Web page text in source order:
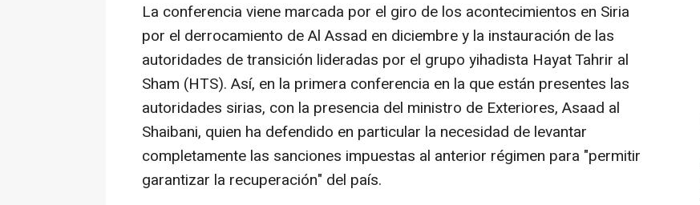
La conferencia viene marcada por el giro de los acontecimientos en Siria
por el derrocamiento de Al Assad en diciembre y la instauración de las
autoridades de transición lideradas por el grupo yihadista Hayat Tahrir al
Sham (HTS). Así, en la primera conferencia en la que están presentes las
autoridades sirias, con la presencia del ministro de Exteriores, Asaad al
Shaibani, quien ha defendido en particular la necesidad de levantar
completamente las sanciones impuestas al anterior régimen para "permitir
garantizar la recuperación" del país.